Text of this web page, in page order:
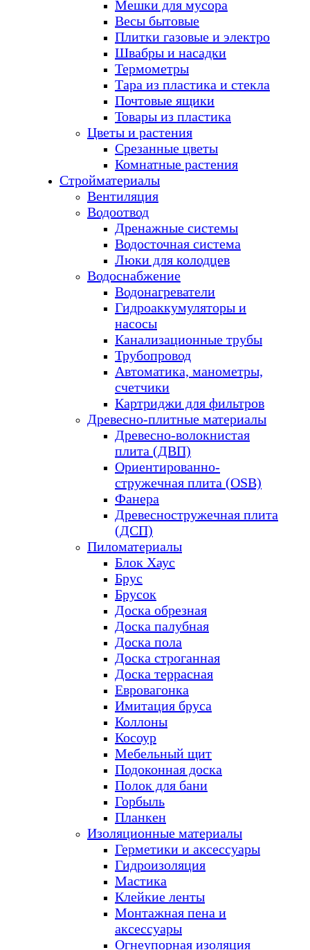
Мешки для мусора
Весы бытовые
Плитки газовые и электро
Швабры и насадки
Термометры
Тара из пластика и стекла
Почтовые ящики
Товары из пластика
Цветы и растения
Срезанные цветы
Комнатные растения
Стройматериалы
Вентиляция
Водоотвод
Дренажные системы
Водосточная система
Люки для колодцев
Водоснабжение
Водонагреватели
Гидроаккумуляторы и
насосы
Канализационные трубы
Трубопровод
Автоматика, манометры,
счетчики
Картриджи для фильтров
Древесно-плитные материалы
Древесно-волокнистая
плита (ДВП)
Ориентированно-
стружечная плита (OSB)
Фанера
Древесностружечная плита
(ДСП)
Пиломатериалы
Блок Хаус
Брус
Брусок
Доска обрезная
Доска палубная
Доска пола
Доска строганная
Доска террасная
Евровагонка
Имитация бруса
Коллоны
Косоур
Мебельный щит
Подоконная доска
Полок для бани
Горбыль
Планкен
Изоляционные материалы
Герметики и аксессуары
Гидроизоляция
Мастика
Клейкие ленты
Монтажная пена и
аксессуары
Огнеупорная изоляция